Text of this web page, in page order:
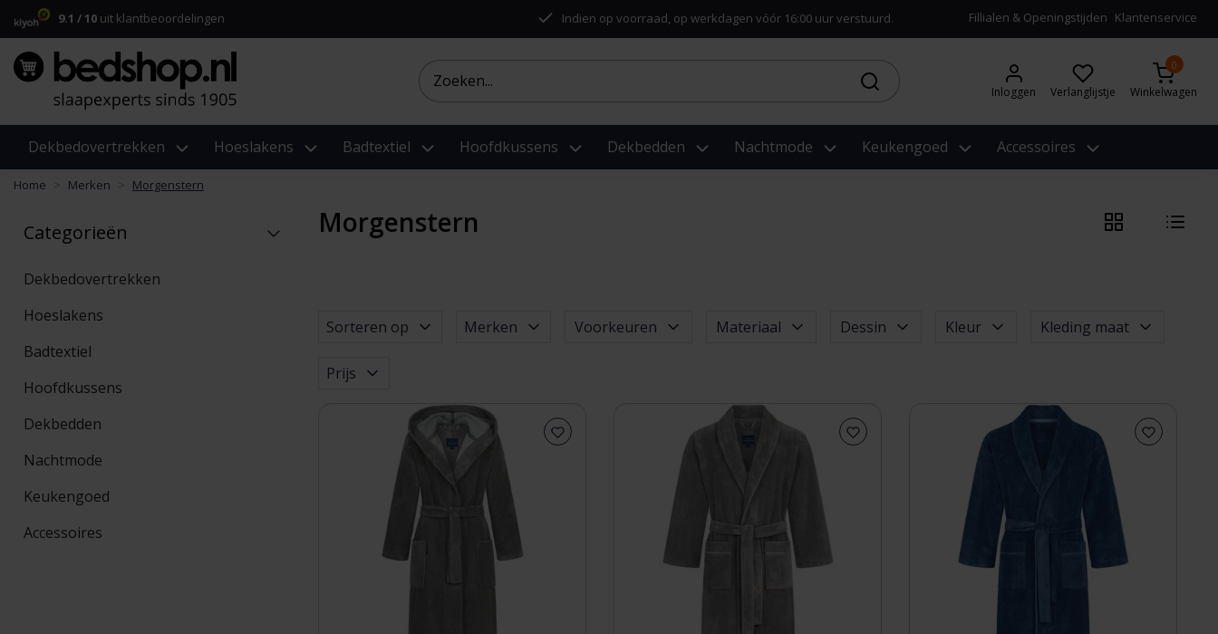
9.1 / 10 uit klantbeoordelingen Indien op voorraad, op werkdagen vóór 16:00 uur verstuurd. Fillialen & Openingstijden Klantenservice
Inloggen Verlanglijstje
0
Winkelwagen
Dekbedovertrekken Hoeslakens Badtextiel Hoofdkussens Dekbedden Nachtmode Keukengoed Accessoires
Home Merken Morgenstern
Categorieën
Dekbedovertrekken
Hoeslakens
Badtextiel
Hoofdkussens
Dekbedden
Nachtmode
Keukengoed
Accessoires
Morgenstern
Sorteren op Merken Voorkeuren Materiaal Dessin Kleur Kleding maat
Prijs